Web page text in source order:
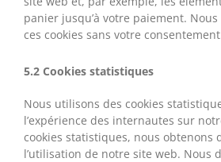
panier jusqu’à votre paiement.
ces cookies sans votre
5.2 Cookies statistiques
Nous utilisons des cookies
l’expérience des internautes sur
cookies statistiques, nous obtenons
l’utilisation de notre site web. Nous